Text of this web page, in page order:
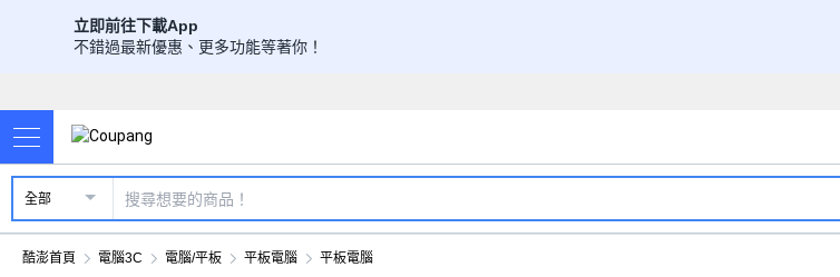
立即前往下載App
不錯過最新優惠、更多功能等著你！
全部
酷澎首頁 電腦3C 電腦/平板 平板電腦 平板電腦